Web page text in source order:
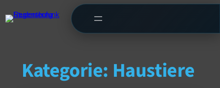
Kategorie: Haustiere